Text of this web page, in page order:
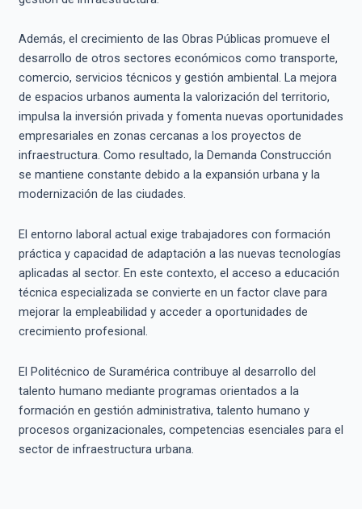
Además, el crecimiento de las Obras Públicas promueve el
desarrollo de otros sectores económicos como transporte,
comercio, servicios técnicos y gestión ambiental. La mejora
de espacios urbanos aumenta la valorización del territorio,
impulsa la inversión privada y fomenta nuevas oportunidades
empresariales en zonas cercanas a los proyectos de
infraestructura. Como resultado, la Demanda Construcción
se mantiene constante debido a la expansión urbana y la
modernización de las ciudades.
El entorno laboral actual exige trabajadores con formación
práctica y capacidad de adaptación a las nuevas tecnologías
aplicadas al sector. En este contexto, el acceso a educación
técnica especializada se convierte en un factor clave para
mejorar la empleabilidad y acceder a oportunidades de
crecimiento profesional.
El Politécnico de Suramérica contribuye al desarrollo del
talento humano mediante programas orientados a la
formación en gestión administrativa, talento humano y
procesos organizacionales, competencias esenciales para el
sector de infraestructura urbana.